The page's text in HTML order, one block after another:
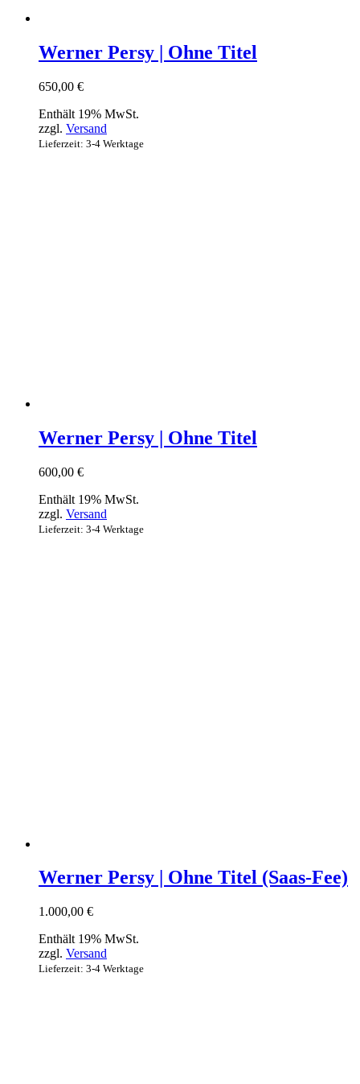
Werner Persy | Ohne Titel
650,00 €
Enthält 19% MwSt.
zzgl. Versand
Lieferzeit: 3-4 Werktage
Werner Persy | Ohne Titel
600,00 €
Enthält 19% MwSt.
zzgl. Versand
Lieferzeit: 3-4 Werktage
Werner Persy | Ohne Titel (Saas-Fee)
1.000,00 €
Enthält 19% MwSt.
zzgl. Versand
Lieferzeit: 3-4 Werktage